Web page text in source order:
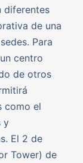
diferentes
de una
Para
centro
de otros
como el
y
El 2 de
Tower) de